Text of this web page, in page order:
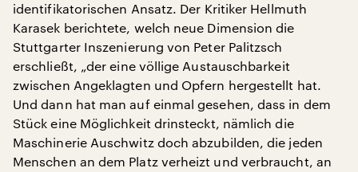
identifikatorischen Ansatz. Der Kritiker Hellmuth
Karasek berichtete, welch neue Dimension die
Stuttgarter Inszenierung von Peter Palitzsch
erschließt, „der eine völlige Austauschbarkeit
zwischen Angeklagten und Opfern hergestellt hat.
Und dann hat man auf einmal gesehen, dass in dem
Stück eine Möglichkeit drinsteckt, nämlich die
Maschinerie Auschwitz doch abzubilden, die jeden
Menschen an dem Platz verheizt und verbraucht, an